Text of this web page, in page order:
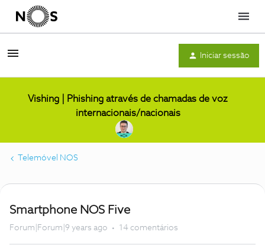
Menu
Iniciar sessão
Vishing | Phishing através de chamadas de voz
internacionais/nacionais
Telemóvel NOS
Smartphone NOS Five
Forum|Forum|9 years ago 14 comentários